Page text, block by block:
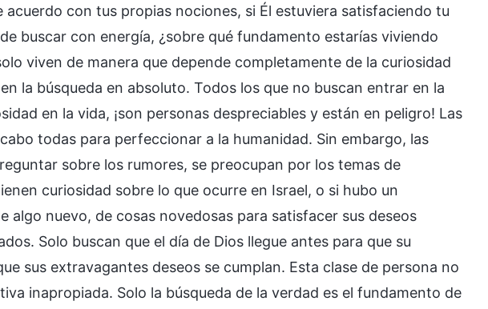
con tus propias nociones, si Él estuviera satisfaciendo tu
buscar con energía, ¿sobre qué fundamento estarías viviendo
viven de manera que depende completamente de la curiosidad
la búsqueda en absoluto. Todos los que no buscan entrar en la
en la vida, ¡son personas despreciables y están en peligro! Las
todas para perfeccionar a la humanidad. Sin embargo, las
sobre los rumores, se preocupan por los temas de
curiosidad sobre lo que ocurre en Israel, o si hubo un
nuevo, de cosas novedosas para satisfacer sus deseos
Solo buscan que el día de Dios llegue antes para que su
sus extravagantes deseos se cumplan. Esta clase de persona no
inapropiada. Solo la búsqueda de la verdad es el fundamento de